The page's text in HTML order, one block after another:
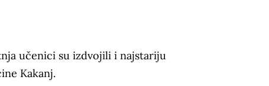
učenici su izdvojili i najstariju
Kakanj.